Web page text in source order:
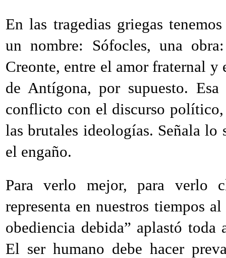
En las tragedias griegas
un nombre: Sófocles, una
Creonte, entre el amor fraternal
de Antígona, por supuesto.
conflicto con el discurso
las brutales ideologías. Señala
el engaño.
Para verlo mejor, para verlo
representa en nuestros tiempos
obediencia debida” aplastó
El ser humano debe hacer